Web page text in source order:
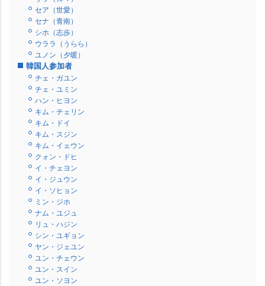
セア（世愛）
セナ（青南）
シホ（志歩）
ウララ（うらら）
ユノン（夕暖）
韓国人参加者
チェ・ガユン
チェ・ユミン
ハン・ヒヨン
キム・チェリン
キム・ドイ
キム・スジン
キム・イェウン
クォン・ドヒ
イ・チェヨン
イ・ジュウン
イ・ソヒョン
ミン・ジホ
ナム・ユジュ
リュ・ハジン
シン・ユギョン
ヤン・ジェユン
ユン・チェウン
ユン・スイン
ユン・ソヨン